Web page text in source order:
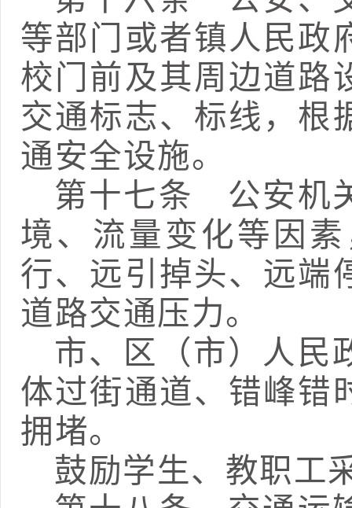
等部门或者镇人民政
校门前及其周边道路
交通标志、标线，根
通安全设施。
第十七条 公安机
境、流量变化等因
行、远引掉头、远端
道路交通压力。
市、区（市）人民
体过街通道、错峰错
拥堵。
鼓励学生、教职工